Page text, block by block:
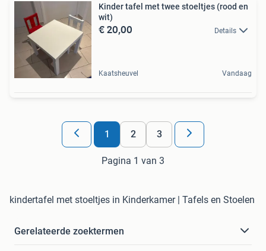
Kinder tafel met twee stoeltjes (rood en
wit)
€ 20,00 Details
Kaatsheuvel Vandaag
1 2 3
Pagina 1 van 3
kindertafel met stoeltjes in Kinderkamer | Tafels en Stoelen
Gerelateerde zoektermen